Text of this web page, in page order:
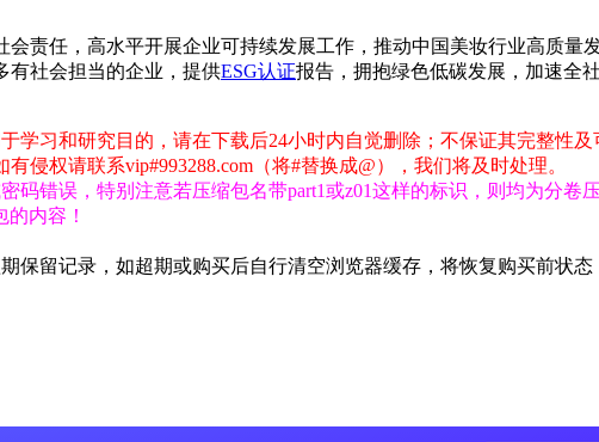
责任，高水平开展企业可持续发展工作，推动中国美妆行业高质量
有社会担当的企业，提供ESG认证报告，拥抱绿色低碳发展，加速全
学习和研究目的，请在下载后24小时内自觉删除；不保证其完整性
侵权请联系vip#993288.com（将#替换成@），我们将及时处理。
码错误，特别注意若压缩包名带part1或z01这样的标识，则均为分卷
内容！
保留记录，如超期或购买后自行清空浏览器缓存，将恢复购买前状态